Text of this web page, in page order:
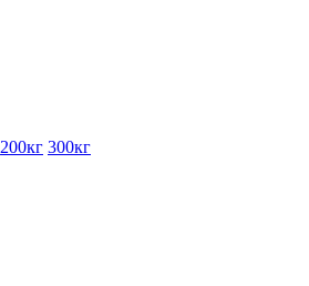
200кг 300кг